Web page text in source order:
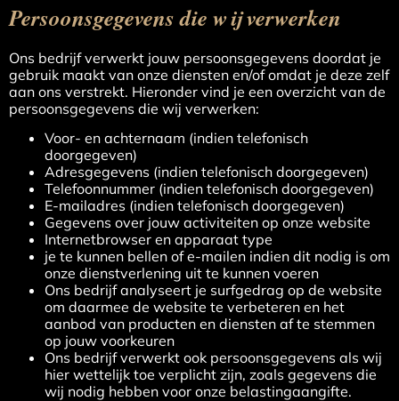
Persoonsgegevens die wij verwerken
Ons bedrijf verwerkt jouw persoonsgegevens doordat je
gebruik maakt van onze diensten en/of omdat je deze zelf
aan ons verstrekt. Hieronder vind je een overzicht van de
persoonsgegevens die wij verwerken:
Voor- en achternaam (indien telefonisch
doorgegeven)
Adresgegevens (indien telefonisch doorgegeven)
Telefoonnummer (indien telefonisch doorgegeven)
E-mailadres (indien telefonisch doorgegeven)
Gegevens over jouw activiteiten op onze website
Internetbrowser en apparaat type
je te kunnen bellen of e-mailen indien dit nodig is om
onze dienstverlening uit te kunnen voeren
Ons bedrijf analyseert je surfgedrag op de website
om daarmee de website te verbeteren en het
aanbod van producten en diensten af te stemmen
op jouw voorkeuren
Ons bedrijf verwerkt ook persoonsgegevens als wij
hier wettelijk toe verplicht zijn, zoals gegevens die
wij nodig hebben voor onze belastingaangifte.